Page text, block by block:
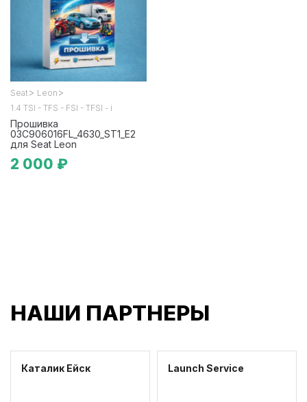
Seat > Leon >
1.4 TSI - TFS - FSI - TFSI - i
Прошивка
03C906016FL_4630_ST1_E2
для Seat Leon
2 000 ₽
НАШИ ПАРТНЕРЫ
Каталик Ейск Launch Service